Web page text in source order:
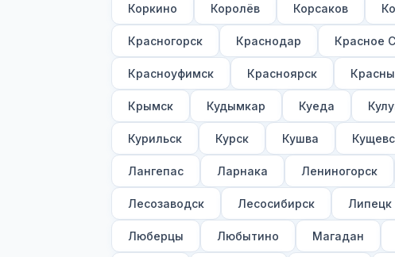
Коркино Королёв Корсаков
Красногорск Краснодар Красное
Красноуфимск Красноярск
Крымск Кудымкар Куеда
Курильск Курск Кушва
Лангепас Ларнака Лениногорск
Лесозаводск Лесосибирск Липецк
Люберцы Любытино Магадан